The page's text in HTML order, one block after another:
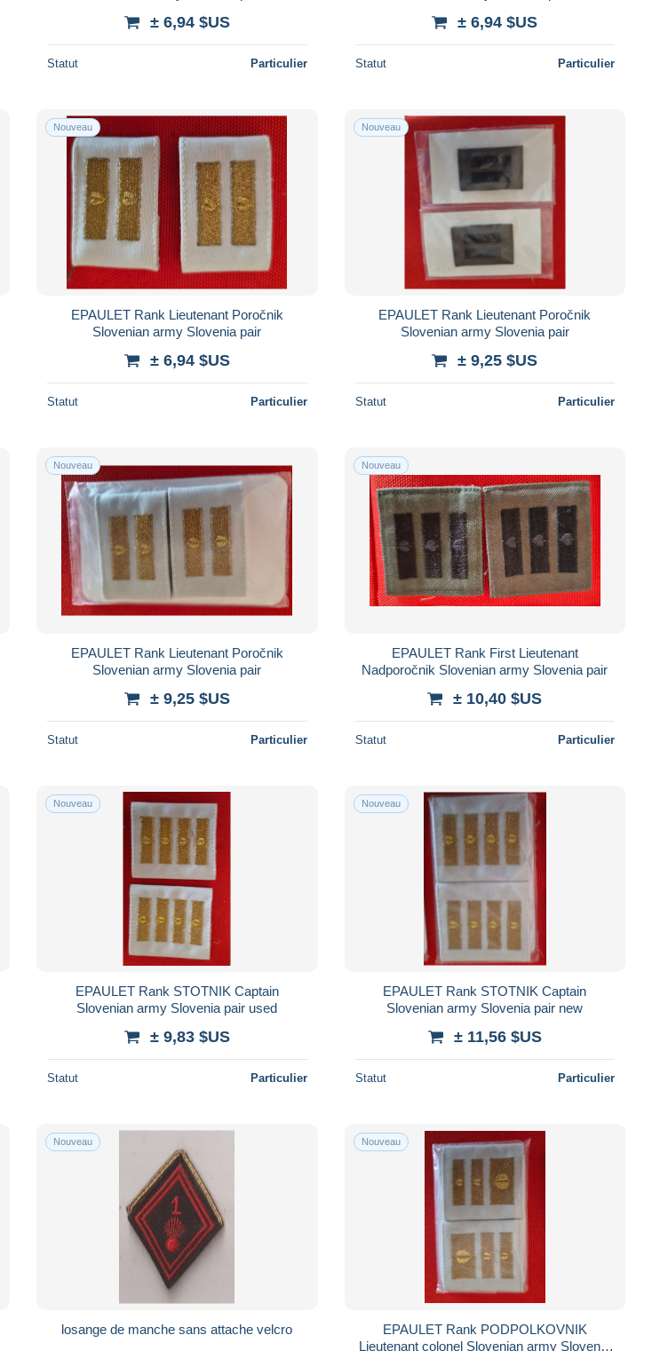
± 6,94 $US
Statut Particulier
± 6,94 $US
Statut Particulier
Nouveau
EPAULET Rank Lieutenant Poročnik
Slovenian army Slovenia pair
± 6,94 $US
Statut Particulier
Nouveau
EPAULET Rank Lieutenant Poročnik
Slovenian army Slovenia pair
± 9,25 $US
Statut Particulier
Nouveau
EPAULET Rank Lieutenant Poročnik
Slovenian army Slovenia pair
± 9,25 $US
Statut Particulier
Nouveau
EPAULET Rank First Lieutenant
Nadporočnik Slovenian army Slovenia pair
± 10,40 $US
Statut Particulier
Nouveau
EPAULET Rank STOTNIK Captain
Slovenian army Slovenia pair used
± 9,83 $US
Statut Particulier
Nouveau
EPAULET Rank STOTNIK Captain
Slovenian army Slovenia pair new
± 11,56 $US
Statut Particulier
Nouveau
losange de manche sans attache velcro
Nouveau
EPAULET Rank PODPOLKOVNIK
Lieutenant colonel Slovenian army Slovenia